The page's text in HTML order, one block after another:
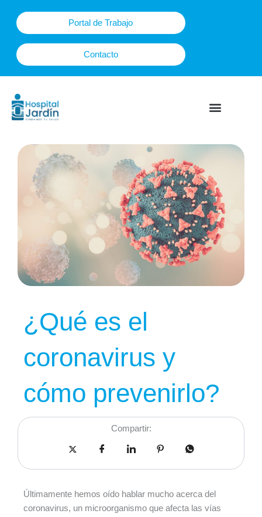
contenido
Portal de Trabajo
Contacto
¿Qué es el
coronavirus y
cómo prevenirlo?
Compartir:
Últimamente hemos oído hablar mucho acerca del
coronavirus, un microorganismo que afecta las vías